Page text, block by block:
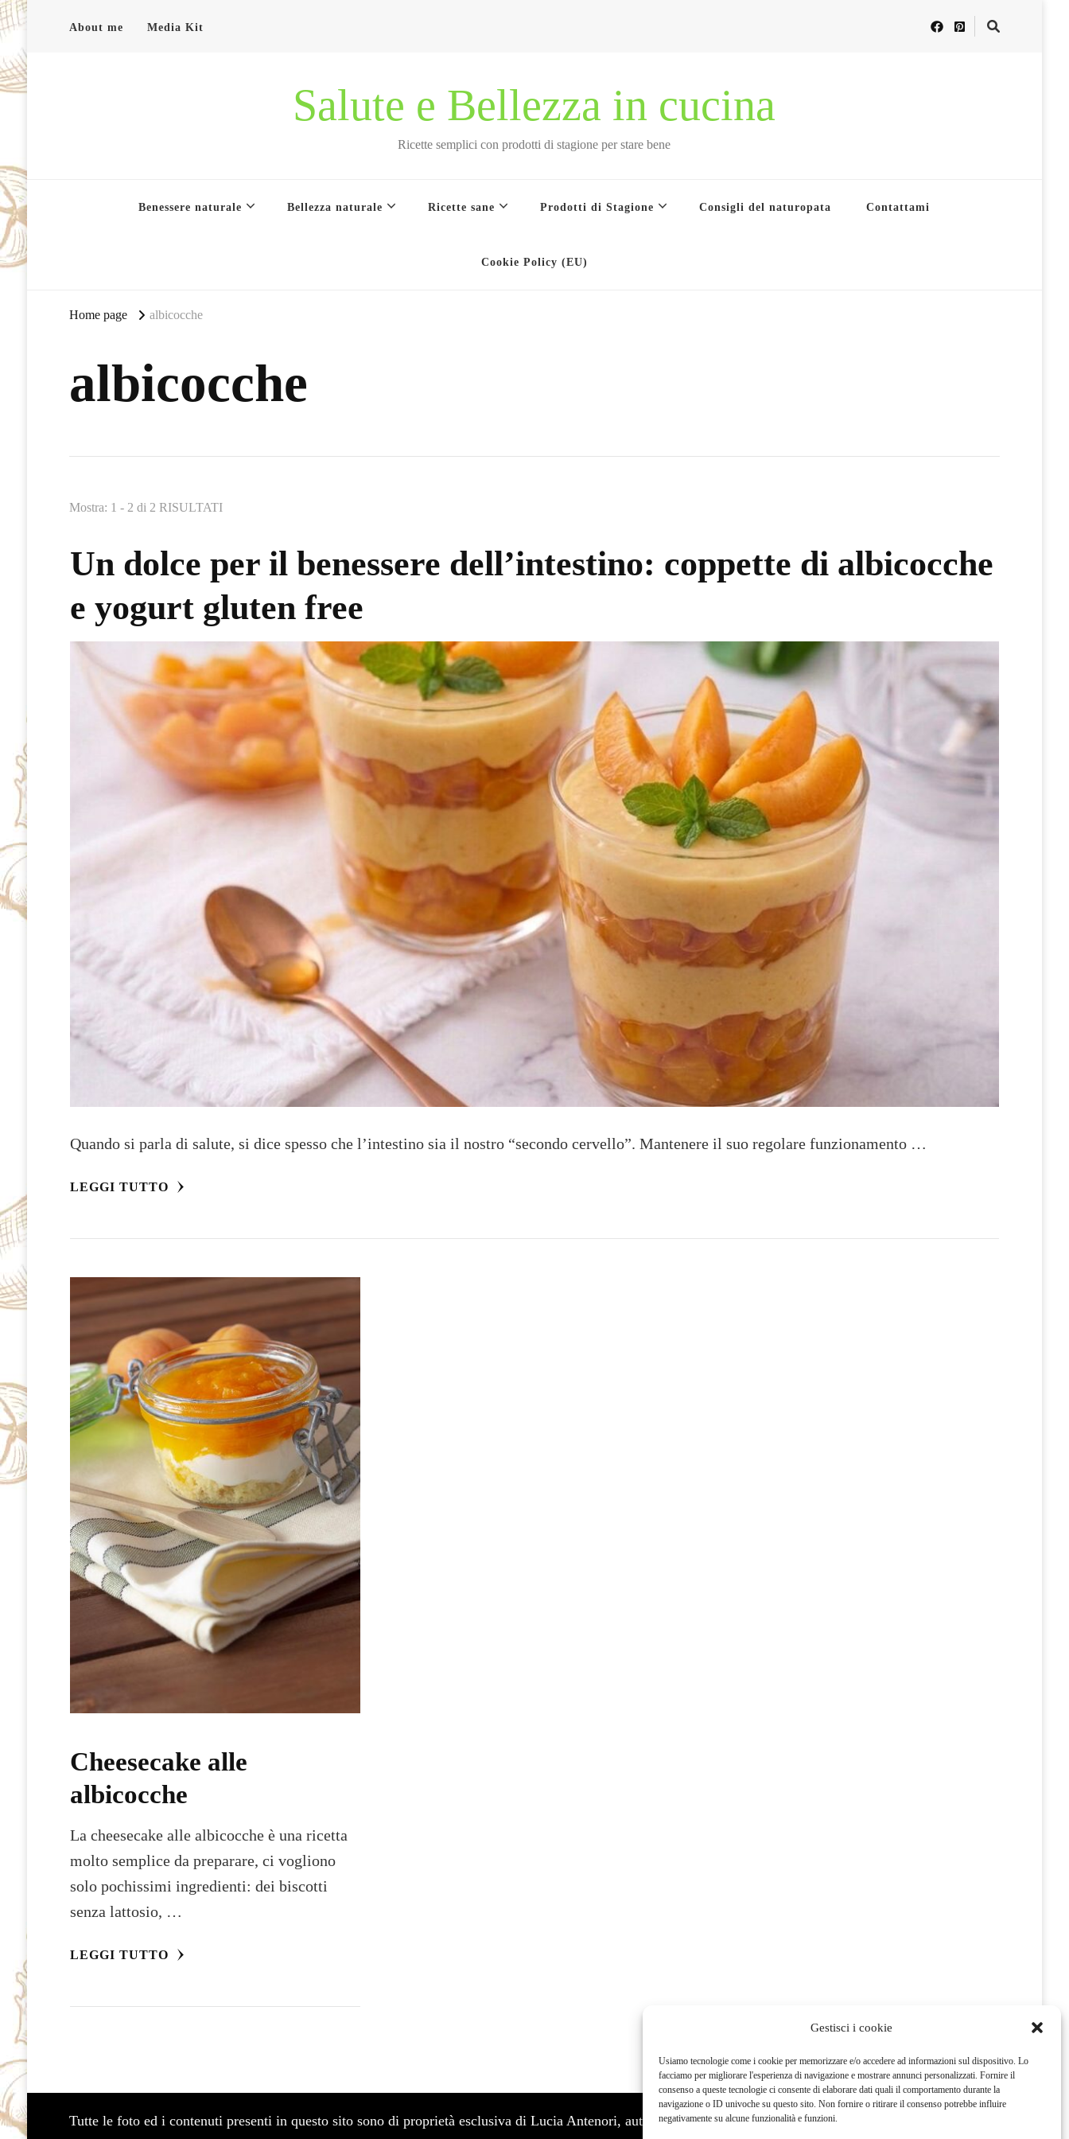
Gestisci i cookie
Usiamo tecnologie come i cookie per memorizzare e/o accedere ad informazioni sul dispositivo. Lo
facciamo per migliorare l'esperienza di navigazione e mostrare annunci personalizzati. Fornire il
consenso a queste tecnologie ci consente di elaborare dati quali il comportamento durante la
navigazione o ID univoche su questo sito. Non fornire o ritirare il consenso potrebbe influire
negativamente su alcune funzionalità e funzioni.
About me Media Kit
Salute e Bellezza in cucina
Ricette semplici con prodotti di stagione per stare bene
Benessere naturale Bellezza naturale Ricette sane Prodotti di Stagione Consigli del naturopata Contattami
Cookie Policy (EU)
Home page albicocche
albicocche
Mostra: 1 - 2 di 2 RISULTATI
Un dolce per il benessere dell’intestino: coppette di albicocche
e yogurt gluten free
Quando si parla di salute, si dice spesso che l’intestino sia il nostro “secondo cervello”. Mantenere il suo regolare funzionamento …
LEGGI TUTTO
Cheesecake alle
albicocche
La cheesecake alle albicocche è una ricetta
molto semplice da preparare, ci vogliono
solo pochissimi ingredienti: dei biscotti
senza lattosio, …
LEGGI TUTTO
Tutte le foto ed i contenuti presenti in questo sito sono di proprietà esclusiva di Lucia Antenori, autrice del blog “Saluteebellezzaincucina” e sono